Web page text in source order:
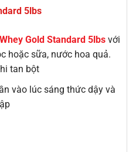
5lbs
Whey Gold Standard 5lbsvới
hoặc sữa, nước hoa quả.
tan bột
vào lúc sáng thức dậy và